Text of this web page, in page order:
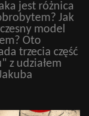
jest różnica
Jak
model
Oto
trzecia część
z udziałem